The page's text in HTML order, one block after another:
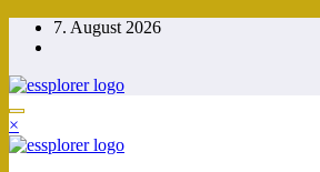
Zum
Inhalt
7. August 2026
×